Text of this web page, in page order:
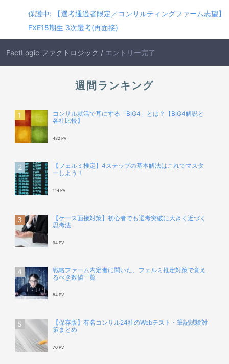
保護中: 【選考通過者限定／コンサルティングファーム志望】
EXE15期生 3次選考(再面接)
FactLogic ファクトロジック / エントリー完了
週間ランキング
コンサル就活で耳にする「BIG4」とは？【BIG4解説と
各社比較】
432 PV
【フェルミ推定】4ステップの基本解法はこれでマスタ
ーしよう！
114 PV
【ケース面接対策】初心者でも選考突破に大きく近づく
思考法
94 PV
戦略ファーム内定者に聞いた、フェルミ推定対策で覚え
るべき数値一覧
84 PV
【保存版】有名コンサル24社のWebテスト・筆記試験対
策まとめ
70 PV